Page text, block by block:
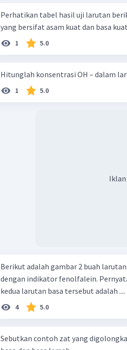
Perhatikan tabel hasil uji larutan berikut! Dari tabel di atas,
yang bersifat asam kuat dan basa
1 5.0
Hitunglah konsentrasi OH – dalam
1 5.0
Iklan
Berikut adalah gambar 2 buah
dengan indikator fenolfalein. Pernyataan yang benar terkait dengan
kedua larutan basa tersebut adalah ....
4 5.0
Sebutkan contoh zat yang